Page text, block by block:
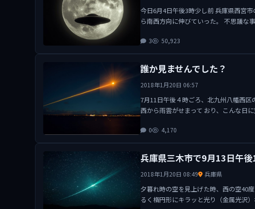
今日6月4日午後3時少し前 兵庫県西宮
ら南西方向に伸びていった。 不思議な
3 50,923
誰か見ませんでした？
2018年1月20日 06:57
7月11日午後４時ごろ、北九州八幡西区
西から雨雲がせまって おり、こんな日
0 4,170
兵庫県三木市で9月13日午
2018年1月20日 08:49 兵庫県
夕暮れ時の空を見上げた時、西の空40
るく楕円形にキラッと光り（金属光沢